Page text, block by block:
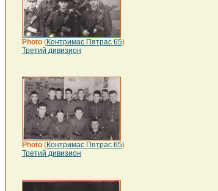
Photo (Контримас Пятрас 65)
Третий дивизион
Photo (Контримас Пятрас 65)
Третий дивизион